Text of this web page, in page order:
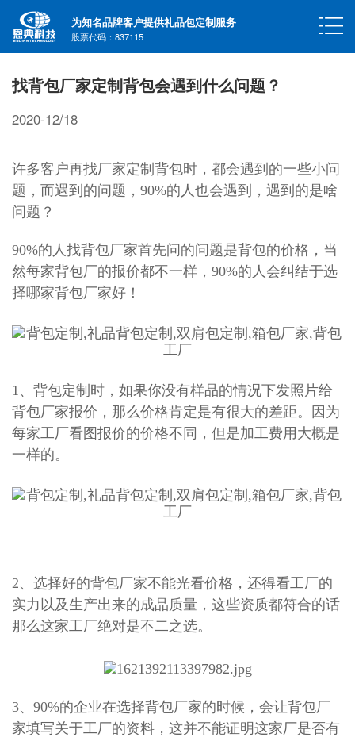
为知名品牌客户提供礼品包定制服务
股票代码：837115
找背包厂家定制背包会遇到什么问题？
2020-12/18
许多客户再找厂家定制背包时，都会遇到的一些小问
题，而遇到的问题，90%的人也会遇到，遇到的是啥
问题？
90%的人找背包厂家首先问的问题是背包的价格，当
然每家背包厂的报价都不一样，90%的人会纠结于选
择哪家背包厂家好！
1、背包定制时，如果你没有样品的情况下发照片给
背包厂家报价，那么价格肯定是有很大的差距。因为
每家工厂看图报价的价格不同，但是加工费用大概是
一样的。
2、选择好的背包厂家不能光看价格，还得看工厂的
实力以及生产出来的成品质量，这些资质都符合的话
那么这家工厂绝对是不二之选。
3、90%的企业在选择背包厂家的时候，会让背包厂
家填写关于工厂的资料，这并不能证明这家厂是否有